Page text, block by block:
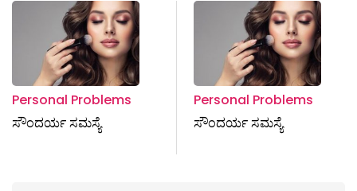
Personal Problems
ಸೌಂದರ್ಯ ಸಮಸ್ಯೆ
Personal Problems
ಸೌಂದರ್ಯ ಸಮಸ್ಯೆ